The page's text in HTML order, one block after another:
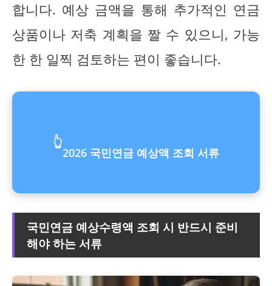
합니다. 예상 금액을 통해 추가적인 연금
상품이나 저축 계획을 짤 수 있으니, 가능
한 한 일찍 검토하는 편이 좋습니다.
👆
2026 국민연금 예상액 조회 서류
국민연금 예상수령액 조회 시 반드시 준비
해야 하는 서류